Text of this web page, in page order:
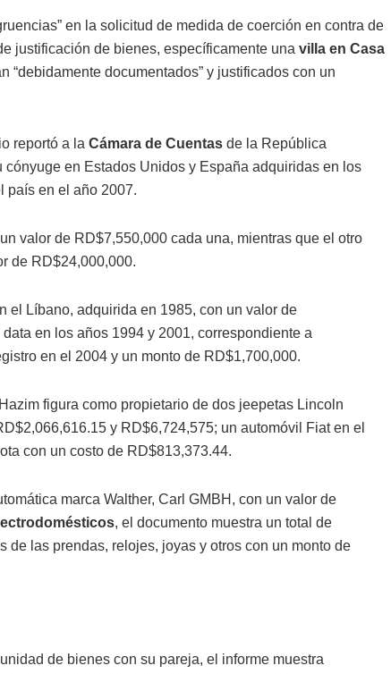
en la solicitud de medida de coerción en contra de
justificación de bienes, específicamente una villa en Casa
“debidamente documentados” y justificados con un
reportó a la Cámara de Cuentas de la República
en Estados Unidos y España adquiridas en los
país en el año 2007.
valor de RD$7,550,000 cada una, mientras que el otro
de RD$24,000,000.
el Líbano, adquirida en 1985, con un valor de
en los años 1994 y 2001, correspondiente a
en el 2004 y un monto de RD$1,700,000.
figura como propietario de dos jeepetas Lincoln
y RD$6,724,575; un automóvil Fiat en el
con un costo de RD$813,373.44.
marca Walther, Carl GMBH, con un valor de
, el documento muestra un total de
de las prendas, relojes, joyas y otros con un monto de
de bienes con su pareja, el informe muestra